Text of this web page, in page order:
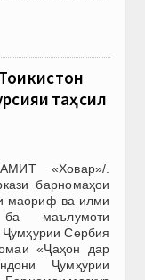
таҳсил
«Ховар»/.
барномаҳои
маориф ва илми
ба маълумоти
Сербия
«Ҷаҳон дар
Ҷумҳурии